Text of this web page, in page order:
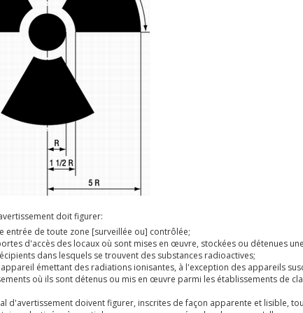
d'une installation nucléaire
à la sécurité pour le transport